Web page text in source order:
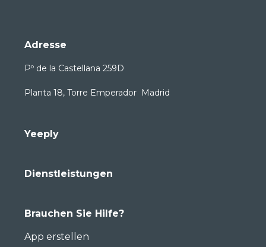
Adresse
Pº de la Castellana 259D
Planta 18, Torre Emperador Madrid
Yeeply
Dienstleistungen
Brauchen Sie Hilfe?
App erstellen